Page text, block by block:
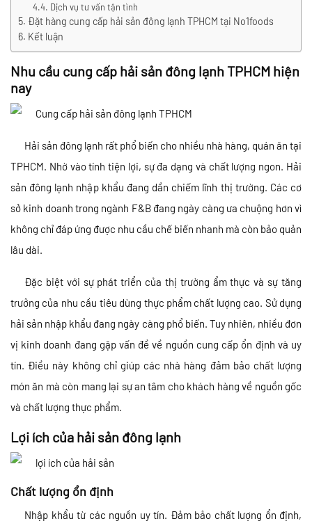
Dịch vụ tư vấn tận tình
Đặt hàng cung cấp hải sản đông lạnh TPHCM tại No1foods
Kết luận
Nhu cầu cung cấp hải sản đông lạnh TPHCM hiện
nay
Hải sản đông lạnh rất phổ biến cho nhiều nhà hàng, quán ăn tại
TPHCM. Nhờ vào tính tiện lợi, sự đa dạng và chất lượng ngon. Hải
sản đông lạnh nhập khẩu đang dần chiếm lĩnh thị trường. Các cơ
sở kinh doanh trong ngành F&B đang ngày càng ưa chuộng hơn vì
không chỉ đáp ứng được nhu cầu chế biến nhanh mà còn bảo quản
lâu dài.
Đặc biệt với sự phát triển của thị trường ẩm thực và sự tăng
trưởng của nhu cầu tiêu dùng thực phẩm chất lượng cao. Sử dụng
hải sản nhập khẩu đang ngày càng phổ biến. Tuy nhiên, nhiều đơn
vị kinh doanh đang gặp vấn đề về nguồn cung cấp ổn định và uy
tín. Điều này không chỉ giúp các nhà hàng đảm bảo chất lượng
món ăn mà còn mang lại sự an tâm cho khách hàng về nguồn gốc
và chất lượng thực phẩm.
Lợi ích của hải sản đông lạnh
Chất lượng ổn định
Nhập khẩu từ các nguồn uy tín. Đảm bảo chất lượng ổn định,